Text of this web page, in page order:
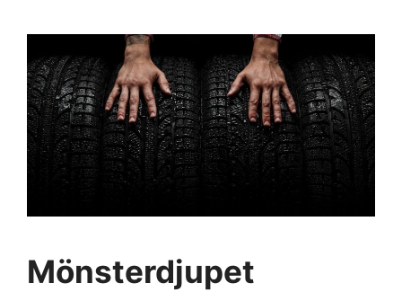
Mönsterdjupet